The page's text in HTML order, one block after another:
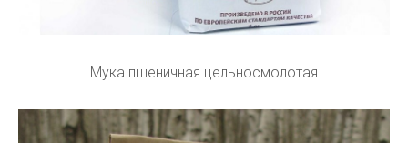
Мука пшеничная цельносмолотая